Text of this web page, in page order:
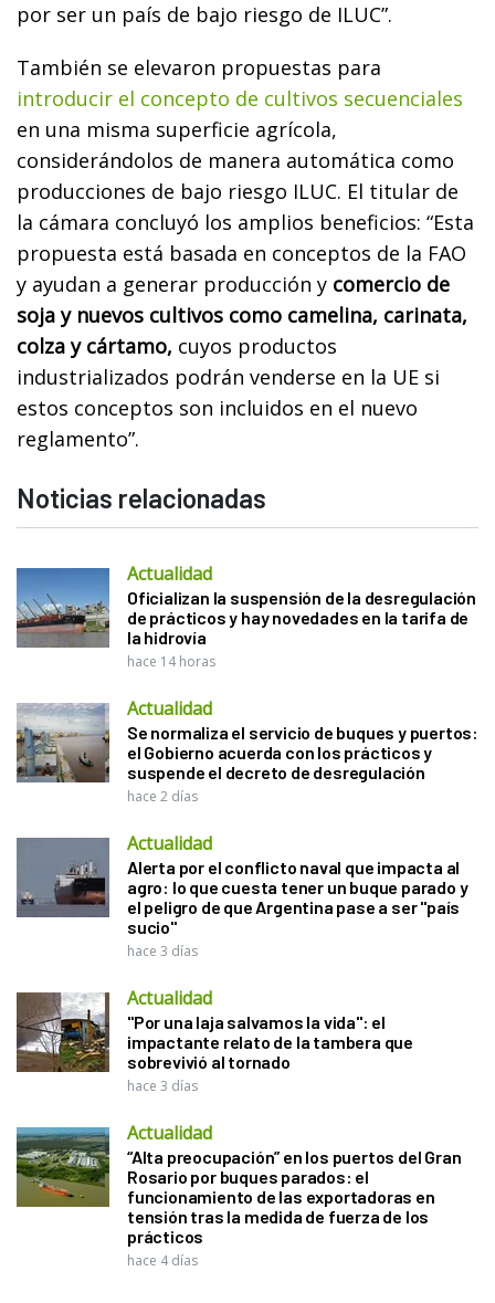
por ser un país de bajo riesgo de ILUC”.
También se elevaron propuestas para
introducir el concepto de cultivos secuenciales
en una misma superficie agrícola,
considerándolos de manera automática como
producciones de bajo riesgo ILUC. El titular de
la cámara concluyó los amplios beneficios: “Esta
propuesta está basada en conceptos de la FAO
y ayudan a generar producción y comercio de
soja y nuevos cultivos como camelina, carinata,
colza y cártamo, cuyos productos
industrializados podrán venderse en la UE si
estos conceptos son incluidos en el nuevo
reglamento”.
Noticias relacionadas
Actualidad
Oficializan la suspensión de la desregulación
de prácticos y hay novedades en la tarifa de
la hidrovía
hace 14 horas
Actualidad
Se normaliza el servicio de buques y puertos:
el Gobierno acuerda con los prácticos y
suspende el decreto de desregulación
hace 2 días
Actualidad
Alerta por el conflicto naval que impacta al
agro: lo que cuesta tener un buque parado y
el peligro de que Argentina pase a ser "país
sucio"
hace 3 días
Actualidad
"Por una laja salvamos la vida": el
impactante relato de la tambera que
sobrevivió al tornado
hace 3 días
Actualidad
“Alta preocupación” en los puertos del Gran
Rosario por buques parados: el
funcionamiento de las exportadoras en
tensión tras la medida de fuerza de los
prácticos
hace 4 días